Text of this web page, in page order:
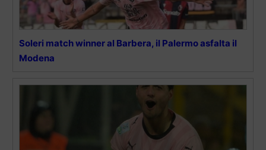
Soleri match winner al Barbera, il Palermo asfalta il
Modena